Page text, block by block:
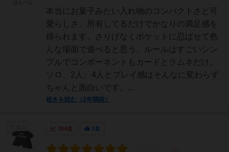
本当にお菓子みたい入れ物のコンパクトさと可
愛らしさ、所有してるだけでかなりの満足感を
得られます。さりげなくポケットに忍ばせて色
んな場面で遊べると思う、ルールはすごいシン
プルでコンポーネントもカードとラムネだけ。
ソロ、2人、4人とプレイ感はそんなに変わらず
ちゃんと面白いです。...
続きを読む（2年弱前）
394名 2名